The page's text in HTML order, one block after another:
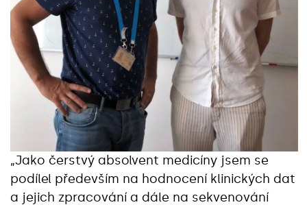
„Jako čerstvý absolvent medicíny jsem se
podílel především na hodnocení klinických dat
a jejich zpracování a dále na sekvenování